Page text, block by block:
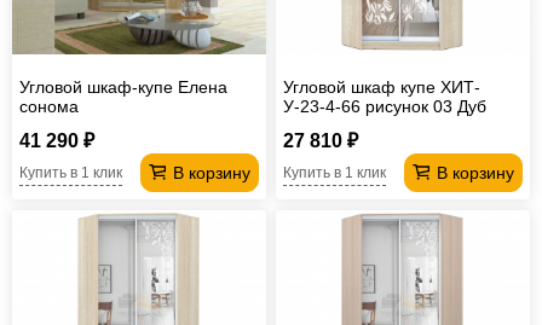
Угловой шкаф-купе Елена
сонома
41 290 ₽
В корзину
Купить в 1 клик
Угловой шкаф купе ХИТ-
У-23-4-66 рисунок 03 Дуб
27 810 ₽
В корзину
Купить в 1 клик